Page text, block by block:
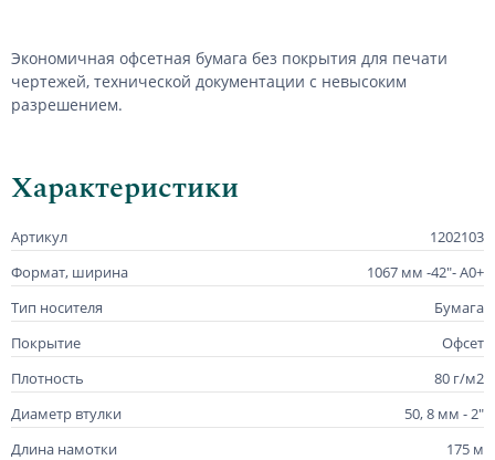
Экономичная офсетная бумага без покрытия для печати
чертежей, технической документации с невысоким
разрешением.
Характеристики
Артикул
1202103
Формат, ширина
1067 мм -42"- А0+
Тип носителя
Бумага
Покрытие
Офсет
Плотность
80 г/м2
Диаметр втулки
50, 8 мм - 2"
Длина намотки
175 м